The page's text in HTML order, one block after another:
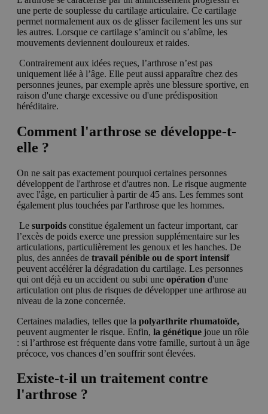
une perte de souplesse du cartilage articulaire. Ce cartilage
permet normalement aux os de glisser facilement les uns sur
les autres. Lorsque ce cartilage s’amincit ou s’abîme, les
mouvements deviennent douloureux et raides.
Contrairement aux idées reçues, l’arthrose n’est pas
uniquement liée à l’âge. Elle peut aussi apparaître chez des
personnes jeunes, par exemple après une blessure sportive, en
raison d'une charge excessive ou d'une prédisposition
héréditaire.
Comment l'arthrose se développe-t-
elle ?
On ne sait pas exactement pourquoi certaines personnes
développent de l'arthrose et d'autres non. Le risque augmente
avec l'âge, en particulier à partir de 45 ans. Les femmes sont
également plus touchées par l'arthrose que les hommes.
Le surpoids constitue également un facteur important, car
l’excès de poids exerce une pression supplémentaire sur les
articulations, particulièrement les genoux et les hanches. De
plus, des années de travail pénible ou de sport intensif
peuvent accélérer la dégradation du cartilage. Les personnes
qui ont déjà eu un accident ou subi une opération d'une
articulation ont plus de risques de développer une arthrose au
niveau de la zone concernée.
Certaines maladies, telles que la polyarthrite rhumatoïde,
peuvent augmenter le risque. Enfin, la génétique joue un rôle
: si l’arthrose est fréquente dans votre famille, surtout à un âge
précoce, vos chances d’en souffrir sont élevées.
Existe-t-il un traitement contre
l'arthrose ?